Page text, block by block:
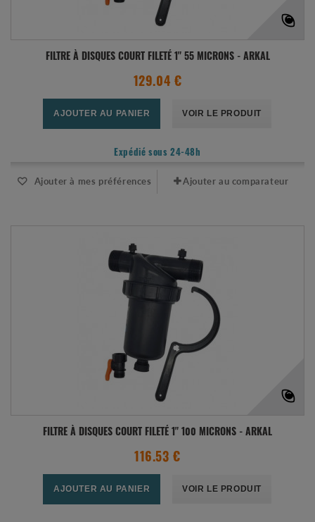
FILTRE À DISQUES COURT FILETÉ 1" 55 MICRONS - ARKAL
129.04 €
AJOUTER AU PANIER VOIR LE PRODUIT
Expédié sous 24-48h
Ajouter à mes préférences Ajouter au comparateur
FILTRE À DISQUES COURT FILETÉ 1" 100 MICRONS - ARKAL
116.53 €
AJOUTER AU PANIER VOIR LE PRODUIT